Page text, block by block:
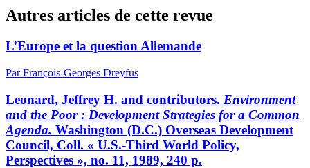
Autres articles de cette revue
L’Europe et la question Allemande
Par François-Georges Dreyfus
Leonard, Jeffrey H. and contributors. Environment
and the Poor : Development Strategies for a Common
Agenda. Washington (D.C.) Overseas Development
Council, Coll. « U.S.-Third World Policy,
Perspectives », no. 11, 1989, 240 p.